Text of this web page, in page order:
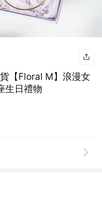
【Floral M】浪漫女
禮盒 獅子座生日禮物